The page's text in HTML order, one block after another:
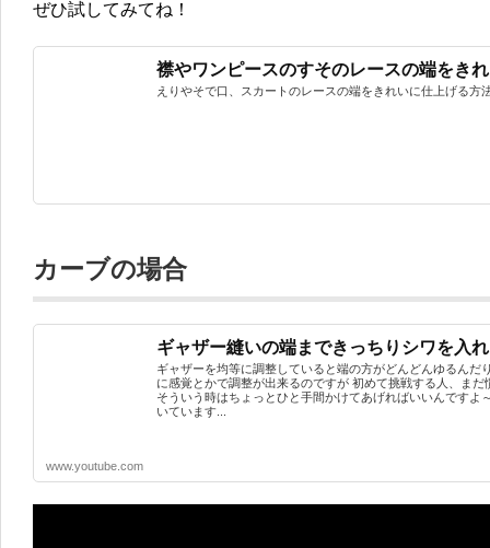
ぜひ試してみてね！
襟やワンピースのすそのレースの端をき
えりやそで口、スカートのレースの端をきれいに仕上げる方
カーブの場合
ギャザー縫いの端まできっちりシワを入
ギャザーを均等に調整していると端の方がどんどんゆるん
に感覚とかで調整が出来るのですが 初めて挑戦する人、ま
そういう時はちょっとひと手間かけてあげればいいんです
いています...
www.youtube.com